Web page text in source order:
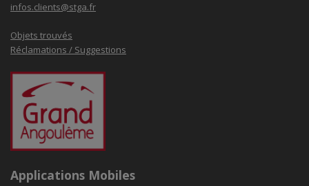
infos.clients@stga.fr
Objets trouvés
Réclamations / Suggestions
Applications Mobiles